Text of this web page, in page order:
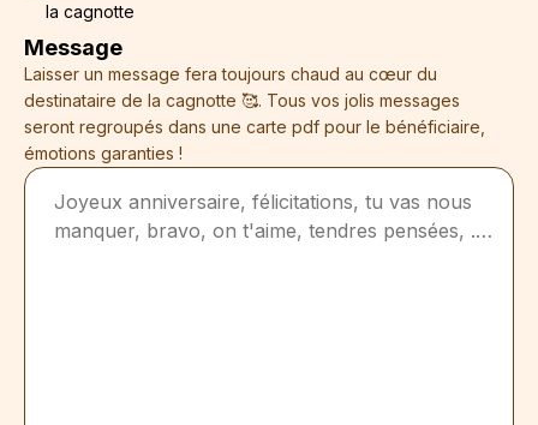
la cagnotte
Message
Laisser un message fera toujours chaud au cœur du
destinataire de la cagnotte 🥰. Tous vos jolis messages
seront regroupés dans une carte pdf pour le bénéficiaire,
émotions garanties !